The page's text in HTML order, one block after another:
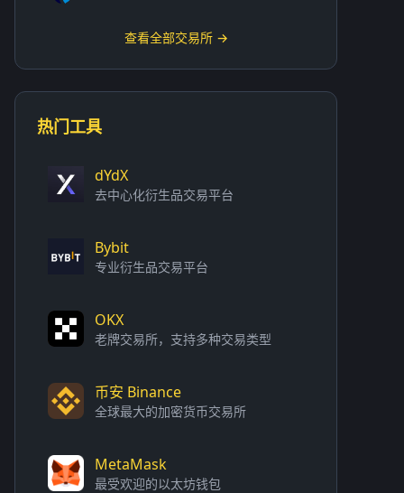
查看全部交易所 →
热门工具
dYdX
去中心化衍生品交易平台
Bybit
专业衍生品交易平台
OKX
老牌交易所，支持多种交易类型
币安 Binance
全球最大的加密货币交易所
MetaMask
最受欢迎的以太坊钱包